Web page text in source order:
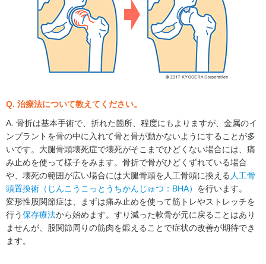
Q. 治療法について教えてください。
A. 骨折は基本手術で、折れた箇所、程度にもよりますが、金属のイ
ンプラントを骨の中に入れて骨と骨が動かないようにすることが多
いです。大腿骨頭壊死症で壊死がそこまでひどくない場合には、痛
み止めを使って様子をみます。骨折で骨がひどくずれている場合
や、壊死の範囲が広い場合には大腿骨頭を人工骨頭に換える 人工骨
頭置換術（じんこうこっとうちかんじゅつ：BHA） を行います。
変形性股関節症は、まずは痛み止めを使って筋トレやストレッチを
行う保存療法から始めます。すり減った軟骨が元に戻ることはあり
ませんが、股関節周りの筋肉を鍛えることで症状の改善が期待でき
ます。